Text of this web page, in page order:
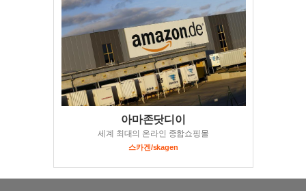
아마존닷디이
세계 최대의 온라인 종합쇼핑몰
스카겐/skagen